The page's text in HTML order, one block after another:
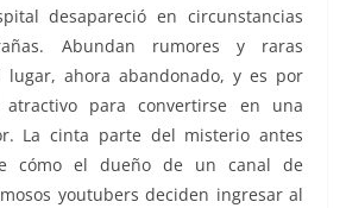
desapareció en circunstancias
Abundan rumores y raras
lugar, ahora abandonado, y es por
para convertirse en una
La cinta parte del misterio antes
cómo el dueño de un canal de
youtubers deciden ingresar al